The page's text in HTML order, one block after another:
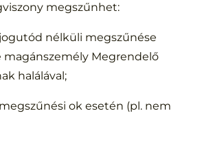
megszűnhet:
nélküli megszűnése
magánszemély Megrendelő
halálával;
ok esetén (pl. nem